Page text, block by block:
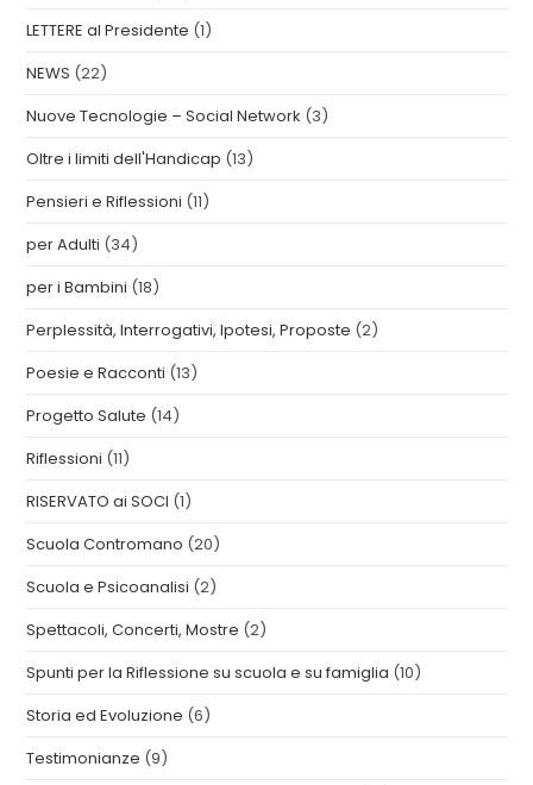
LETTERE al Presidente (1)
NEWS (22)
Nuove Tecnologie – Social Network (3)
Oltre i limiti dell'Handicap (13)
Pensieri e Riflessioni (11)
per Adulti (34)
per i Bambini (18)
Perplessità, Interrogativi, Ipotesi, Proposte (2)
Poesie e Racconti (13)
Progetto Salute (14)
Riflessioni (11)
RISERVATO ai SOCI (1)
Scuola Contromano (20)
Scuola e Psicoanalisi (2)
Spettacoli, Concerti, Mostre (2)
Spunti per la Riflessione su scuola e su famiglia (10)
Storia ed Evoluzione (6)
Testimonianze (9)